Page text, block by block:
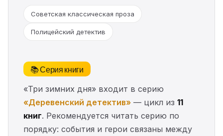
Советская классическая проза
Полицейский детектив
📚 Серия книги
«Три зимних дня» входит в серию
«Деревенский детектив» — цикл из 11
книг. Рекомендуется читать серию по
порядку: события и герои связаны между